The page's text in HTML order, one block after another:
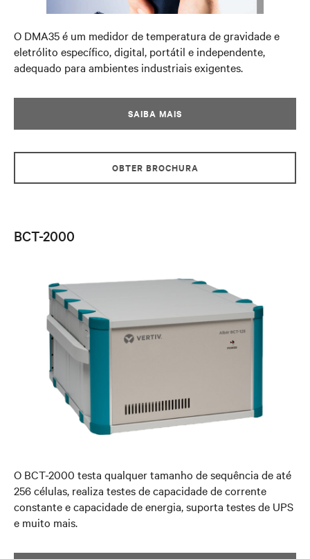
O DMA35 é um medidor de temperatura de gravidade e
eletrólito específico, digital, portátil e independente,
adequado para ambientes industriais exigentes.
SAIBA MAIS
OBTER BROCHURA
BCT-2000
O BCT-2000 testa qualquer tamanho de sequência de até
256 células, realiza testes de capacidade de corrente
constante e capacidade de energia, suporta testes de UPS
e muito mais.